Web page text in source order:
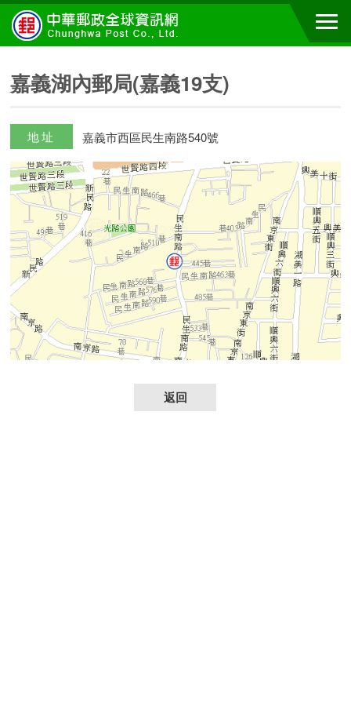
嘉義湖內郵局(嘉義19支)
地址 嘉義市西區民生南路540號